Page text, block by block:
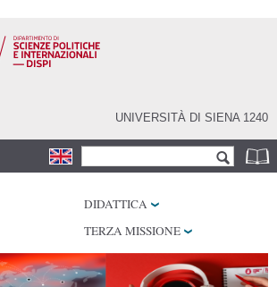
contenuto
principale
UNIVERSITÀ DI SIENA 1240
Form di ricerca
DIDATTICA
TERZA MISSIONE